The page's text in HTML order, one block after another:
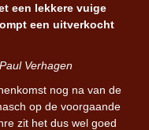
een lekkere vuige
een uitverkocht
Verhagen
nog na van de
op de voorgaande
zit het dus wel goed